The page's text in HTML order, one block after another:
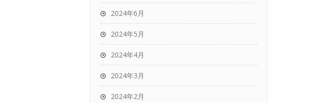
2024年6月
2024年5月
2024年4月
2024年3月
2024年2月